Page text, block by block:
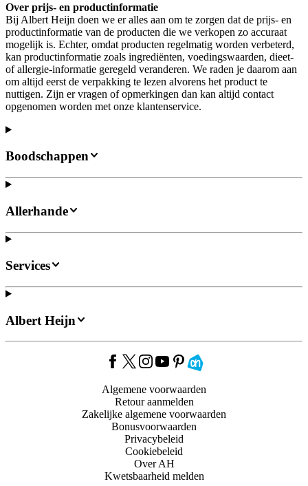
Over prijs- en productinformatie
Bij Albert Heijn doen we er alles aan om te zorgen dat de prijs- en
productinformatie van de producten die we verkopen zo accuraat
mogelijk is. Echter, omdat producten regelmatig worden verbeterd,
kan productinformatie zoals ingrediënten, voedingswaarden, dieet-
of allergie-informatie geregeld veranderen. We raden je daarom aan
om altijd eerst de verpakking te lezen alvorens het product te
nuttigen. Zijn er vragen of opmerkingen dan kan altijd contact
opgenomen worden met onze klantenservice.
Boodschappen
Allerhande
Services
Albert Heijn
Algemene voorwaarden
Retour aanmelden
Zakelijke algemene voorwaarden
Bonusvoorwaarden
Privacybeleid
Cookiebeleid
Over AH
Kwetsbaarheid melden